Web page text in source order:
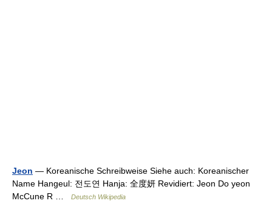
Jeon — Koreanische Schreibweise Siehe auch: Koreanischer
Name Hangeul: 전도연 Hanja: 全度妍 Revidiert: Jeon Do yeon
McCune R …
Deutsch Wikipedia